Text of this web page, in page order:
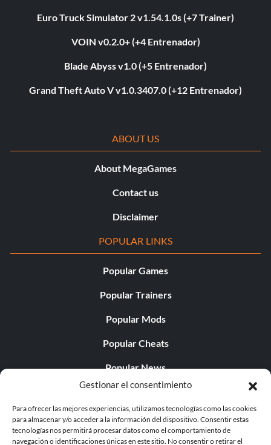
Gestionar el consentimiento
Para ofrecer las mejores experiencias, utilizamos tecnologías como las cookies
para almacenar y/o acceder a la información del dispositivo. Consentir estas
tecnologías nos permitirá procesar datos como el comportamiento de
navegación o identificaciones únicas en este sitio. No consentir o retirar el
Euro Truck Simulator 2 v1.54.1.0s (+7 Trainer)
VOIN v0.2.0+ (+4 Entrenador)
Blade Abyss v1.0 (+5 Entrenador)
Grand Theft Auto V v1.0.3407.0 (+12 Entrenador)
ABOUT US
About MegaGames
Contact us
Disclaimer
POPULAR LINKS
Popular Games
Popular Trainers
Popular Mods
Popular Cheats
Popular News
Popular Editorials
Popular Free Games
LATEST UPDATES